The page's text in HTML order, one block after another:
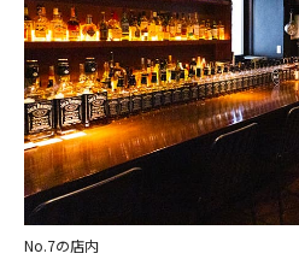
No.7の店内